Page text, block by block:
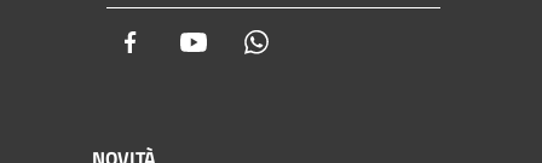
Facebook Youtube